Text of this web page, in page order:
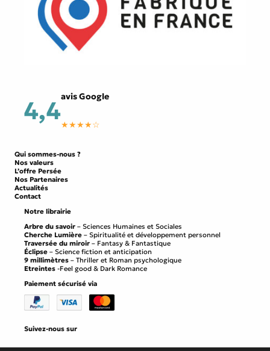
4,4avis Google
★★★★☆
Qui sommes-nous ?
Nos valeurs
L’offre Persée
Nos Partenaires
Actualités
Contact
Notre librairie
Arbre du savoir – Sciences Humaines et Sociales
Cherche Lumière – Spiritualité et développement personnel
Traversée du miroir – Fantasy & Fantastique
Éclipse – Science fiction et anticipation
9 millimètres – Thriller et Roman psychologique
Etreintes -Feel good & Dark Romance
Paiement sécurisé via
Suivez-nous sur